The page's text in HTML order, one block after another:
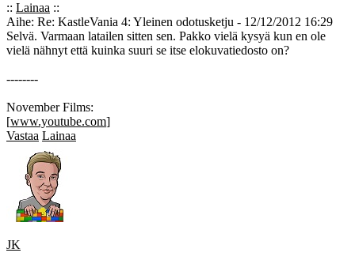
:: Lainaa ::
Aihe: Re: KastleVania 4: Yleinen odotusketju - 12/12/2012 16:29
Selvä. Varmaan latailen sitten sen. Pakko vielä kysyä kun en ole
vielä nähnyt että kuinka suuri se itse elokuvatiedosto on?
--------
November Films:
[www.youtube.com]
Vastaa Lainaa
JK